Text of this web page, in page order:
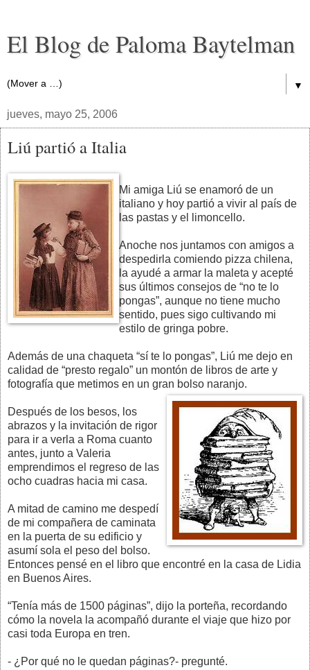
El Blog de Paloma Baytelman
▼
jueves, mayo 25, 2006
Liú partió a Italia
Mi amiga Liú se enamoró de un
italiano y hoy partió a vivir al país de
las pastas y el limoncello.
Anoche nos juntamos con amigos a
despedirla comiendo pizza chilena,
la ayudé a armar la maleta y acepté
sus últimos consejos de “no te lo
pongas”, aunque no tiene mucho
sentido, pues sigo cultivando mi
estilo de gringa pobre.
Además de una chaqueta “sí te lo pongas”, Liú me dejo en
calidad de “presto regalo” un montón de libros de arte y
fotografía que metimos en un gran bolso naranjo.
Después de los besos, los
abrazos y la invitación de rigor
para ir a verla a Roma cuanto
antes, junto a Valeria
emprendimos el regreso de las
ocho cuadras hacia mi casa.
A mitad de camino me despedí
de mi compañera de caminata
en la puerta de su edificio y
asumí sola el peso del bolso.
Entonces pensé en el libro que encontré en la casa de Lidia
en Buenos Aires.
“Tenía más de 1500 páginas”, dijo la porteña, recordando
cómo la novela la acompañó durante el viaje que hizo por
casi toda Europa en tren.
- ¿Por qué no le quedan páginas?- pregunté.